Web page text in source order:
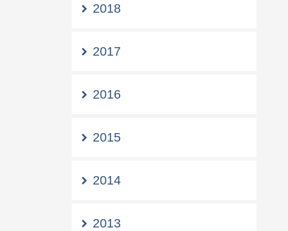
2018
2017
2016
2015
2014
2013